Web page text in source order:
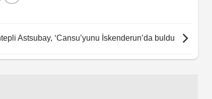
Astsubay, ‘Cansu’yunu İskenderun’da buldu